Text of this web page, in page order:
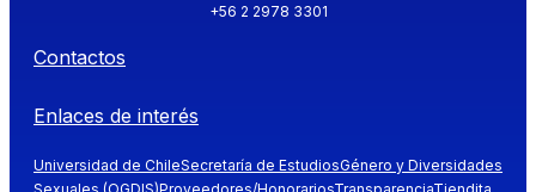
+56 2 2978 3301
Contactos
Enlaces de interés
Universidad de ChileSecretaría de EstudiosGénero y Diversidades